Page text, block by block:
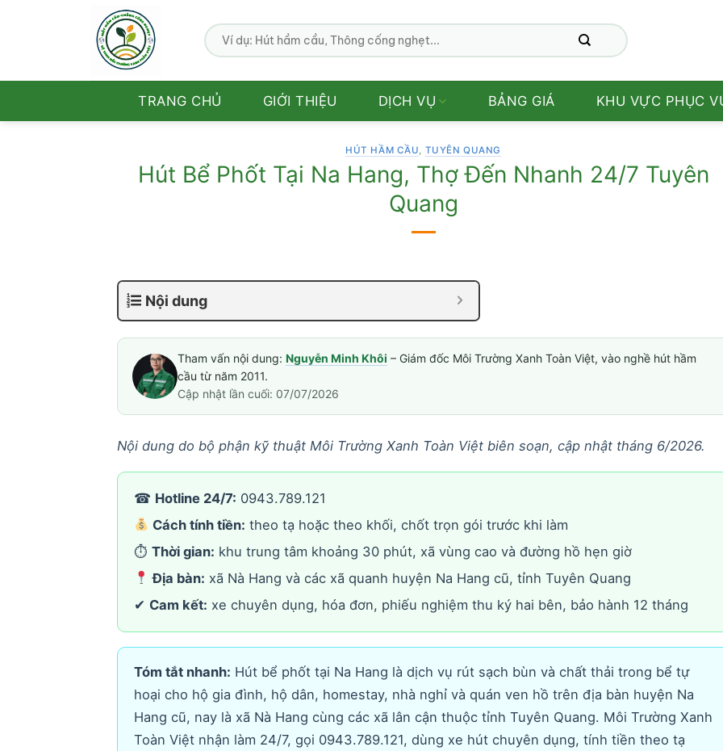
TRANG CHỦ GIỚI THIỆU DỊCH VỤ BẢNG GIÁ KHU VỰC PHỤC
HÚT HẦM CẦU, TUYÊN QUANG
Hút Bể Phốt Tại Na Hang, Thợ Đến Nhanh 24/7 Tuyên
Quang
Nội dung
Tham vấn nội dung: Nguyễn Minh Khôi – Giám đốc Môi Trường Xanh Toàn Việt, vào nghề hút hầm
cầu từ năm 2011.
Cập nhật lần cuối: 07/07/2026
Nội dung do bộ phận kỹ thuật Môi Trường Xanh Toàn Việt biên soạn, cập nhật tháng 6/2026.
☎ Hotline 24/7: 0943.789.121
Cách tính tiền: theo tạ hoặc theo khối, chốt trọn gói trước khi làm
⏱ Thời gian: khu trung tâm khoảng 30 phút, xã vùng cao và đường hồ hẹn giờ
Địa bàn: xã Nà Hang và các xã quanh huyện Na Hang cũ, tỉnh Tuyên Quang
✔ Cam kết: xe chuyên dụng, hóa đơn, phiếu nghiệm thu ký hai bên, bảo hành 12 tháng
Tóm tắt nhanh: Hút bể phốt tại Na Hang là dịch vụ rút sạch bùn và chất thải trong bể tự
hoại cho hộ gia đình, hộ dân, homestay, nhà nghỉ và quán ven hồ trên địa bàn huyện Na
Hang cũ, nay là xã Nà Hang cùng các xã lân cận thuộc tỉnh Tuyên Quang. Môi Trường Xanh
Toàn Việt nhận làm 24/7, gọi 0943.789.121, dùng xe hút chuyên dụng, tính tiền theo tạ